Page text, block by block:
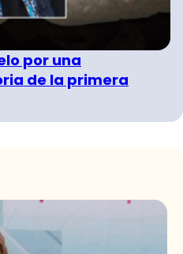
por una
de la primera